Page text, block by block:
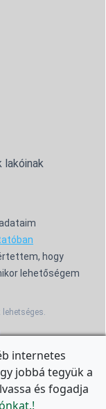
lakóinak
hogy
lehetőségem
internetes
jobbá tegyük a
és fogadja